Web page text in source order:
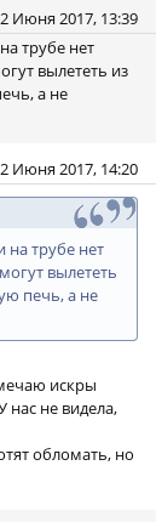
2 Июня 2017, 13:39
трубе нет
вылететь из
а не
2 Июня 2017, 14:20
на трубе нет
вылететь
печь, а не
искры
нас не видела,
обломать, но